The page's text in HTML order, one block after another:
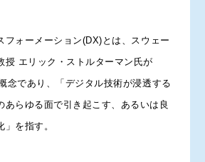
フォーメーション(DX)とは、スウェー
授 エリック・ストルターマン氏が
念であり、「デジタル技術が浸透する
あらゆる面で引き起こす、あるいは良
を指す。